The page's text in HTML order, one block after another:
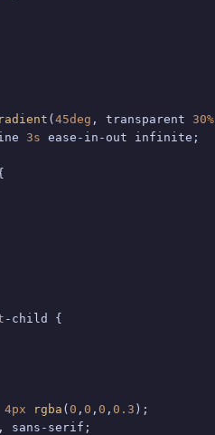
( 45deg , transparent 30%
3s ease-in-out infinite;
-child {
4px rgba ( 0 , 0 , 0 , 0.3 );
, sans-serif;